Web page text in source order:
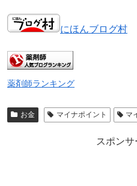
にほんブログ村
薬剤師ランキング
お金 マイナポイント マ
スポンサ